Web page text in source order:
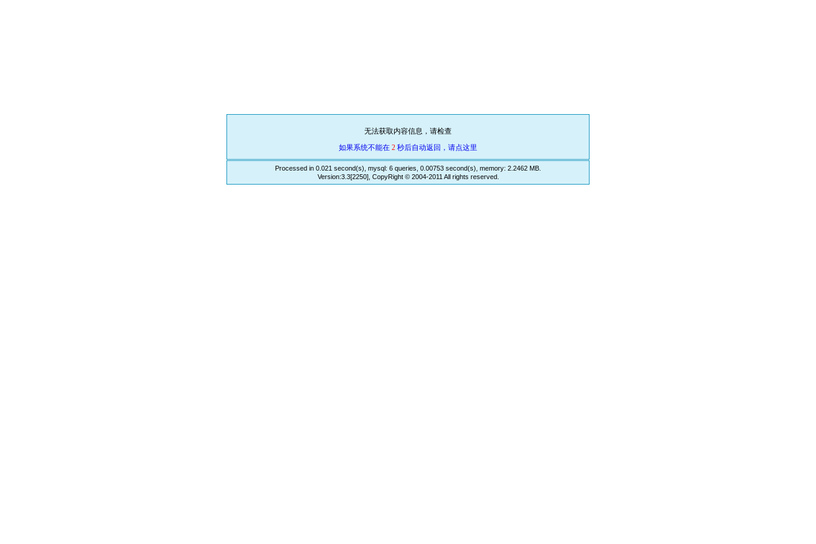
无法获取内容信息，请检查
如果系统不能在 2 秒后自动返回，请点这里
Processed in 0.021 second(s), mysql: 6 queries, 0.00753 second(s), memory: 2.2462 MB.
Version:3.3[2250], CopyRight © 2004-2011 All rights reserved.